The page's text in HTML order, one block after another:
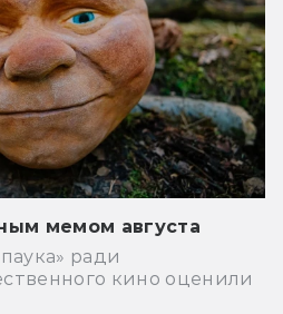
мемом августа
ради
кино оценили